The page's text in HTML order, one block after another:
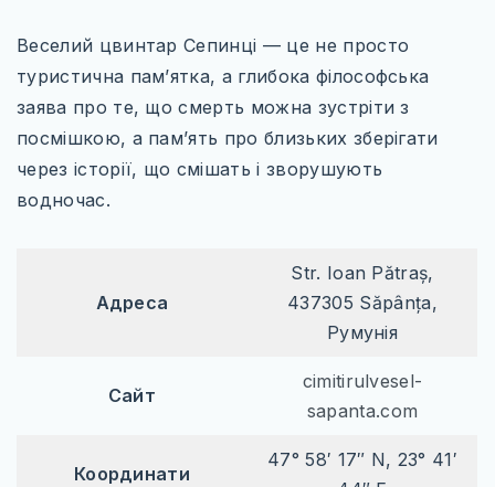
Веселий цвинтар Сепинці — це не просто
туристична пам’ятка, а глибока філософська
заява про те, що смерть можна зустріти з
посмішкою, а пам’ять про близьких зберігати
через історії, що смішать і зворушують
водночас.
Адреса
Str. Ioan Pătraș,
437305 Săpânța,
Румунія
Сайт
cimitirulvesel-
sapanta.com
Координати
47° 58′ 17″ N, 23° 41′